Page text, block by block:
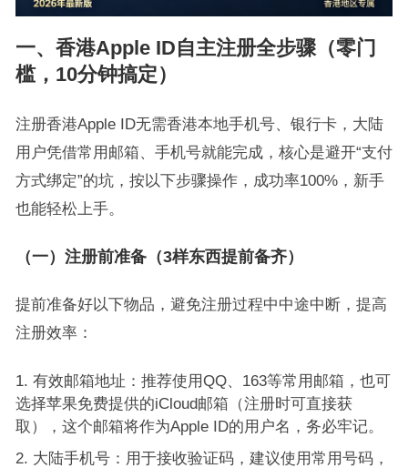
一、香港Apple ID自主注册全步骤（零门
槛，10分钟搞定）
注册香港Apple ID无需香港本地手机号、银行卡，大陆
用户凭借常用邮箱、手机号就能完成，核心是避开“支付
方式绑定”的坑，按以下步骤操作，成功率100%，新手
也能轻松上手。
（一）注册前准备（3样东西提前备齐）
提前准备好以下物品，避免注册过程中中途中断，提高
注册效率：
有效邮箱地址：推荐使用QQ、163等常用邮箱，也可
选择苹果免费提供的iCloud邮箱（注册时可直接获
取），这个邮箱将作为Apple ID的用户名，务必牢记。
大陆手机号：用于接收验证码，建议使用常用号码，